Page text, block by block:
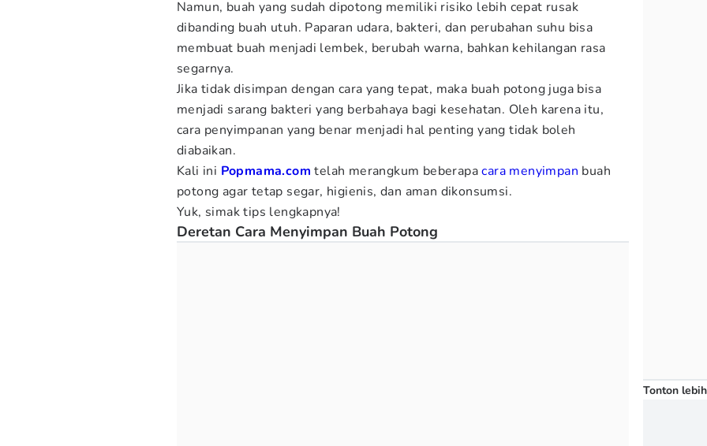
Namun, buah yang sudah dipotong memiliki risiko lebih cepat rusak
dibanding buah utuh. Paparan udara, bakteri, dan perubahan suhu bisa
membuat buah menjadi lembek, berubah warna, bahkan kehilangan rasa
segarnya.
Jika tidak disimpan dengan cara yang tepat, maka buah potong juga bisa
menjadi sarang bakteri yang berbahaya bagi kesehatan. Oleh karena itu,
cara penyimpanan yang benar menjadi hal penting yang tidak boleh
diabaikan.
Kali ini Popmama.com telah merangkum beberapacara menyimpan buah
potong agar tetap segar, higienis, dan aman dikonsumsi.
Yuk, simak tips lengkapnya!
Deretan Cara Menyimpan Buah Potong
Tonton